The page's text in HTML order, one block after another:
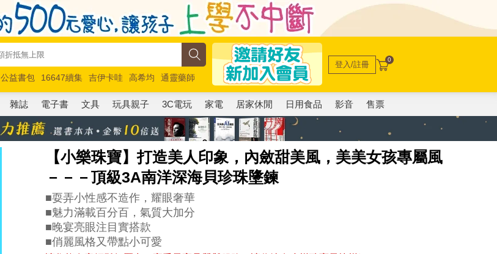
公益書包 16647續集 吉伊卡哇 高希均
通靈藥師
馬斯克 玩具總動員5 超慢跑
登入/註冊 0
雜誌 電子書 文具 玩具親子 3C電玩 家電 居家休閒 日用食品 影音 售票
【小樂珠寶】打造美人印象，內斂甜美風，美美女孩專屬風
－－－頂級3A南洋深海貝珍珠墬鍊
■耍弄小性感不造作，耀眼奢華
■魅力滿載百分百，氣質大加分
■晚宴亮眼注目實搭款
■俏麗風格又帶點小可愛